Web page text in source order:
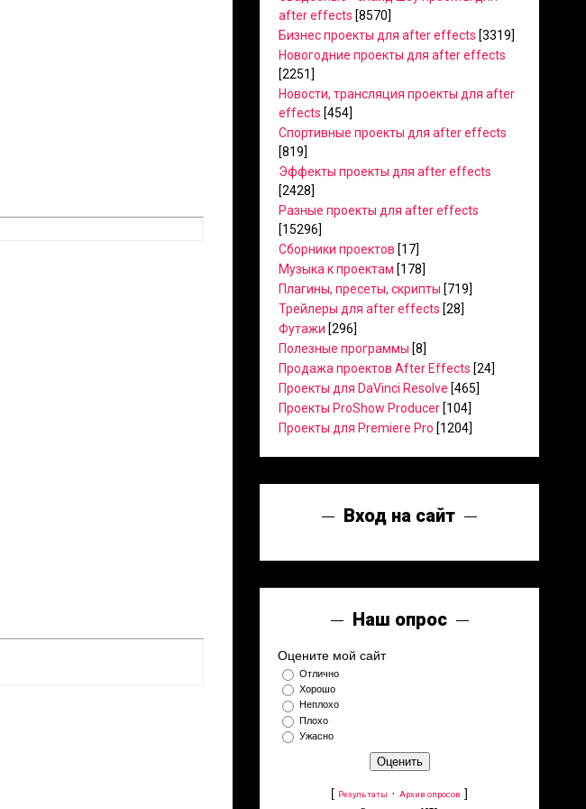
after effects [8570]
Бизнес проекты для after effects [3319]
Новогодние проекты для after effects
[2251]
Новости, трансляция проекты для after
effects [454]
Спортивные проекты для after effects
[819]
Эффекты проекты для after effects
[2428]
Разные проекты для after effects
[15296]
Сборники проектов [17]
Музыка к проектам [178]
Плагины, пресеты, скрипты [719]
Трейлеры для after effects [28]
Футажи [296]
Полезные программы [8]
Продажа проектов After Effects [24]
Проекты для DaVinci Resolve [465]
Проекты ProShow Producer [104]
Проекты для Premiere Pro [1204]
Вход на сайт
Наш опрос
Оцените мой сайт
Отлично
Хорошо
Неплохо
Плохо
Ужасно
[ Результаты · Архив опросов ]